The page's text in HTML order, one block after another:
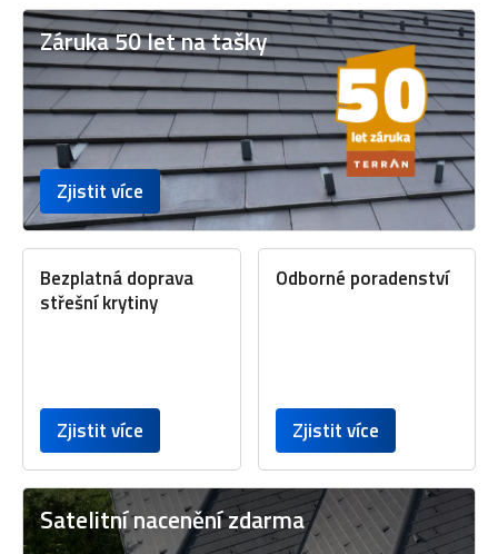
Záruka 50 let na tašky
Zjistit více
Bezplatná doprava
střešní krytiny
Zjistit více
Odborné poradenství
Zjistit více
Satelitní nacenění zdarma